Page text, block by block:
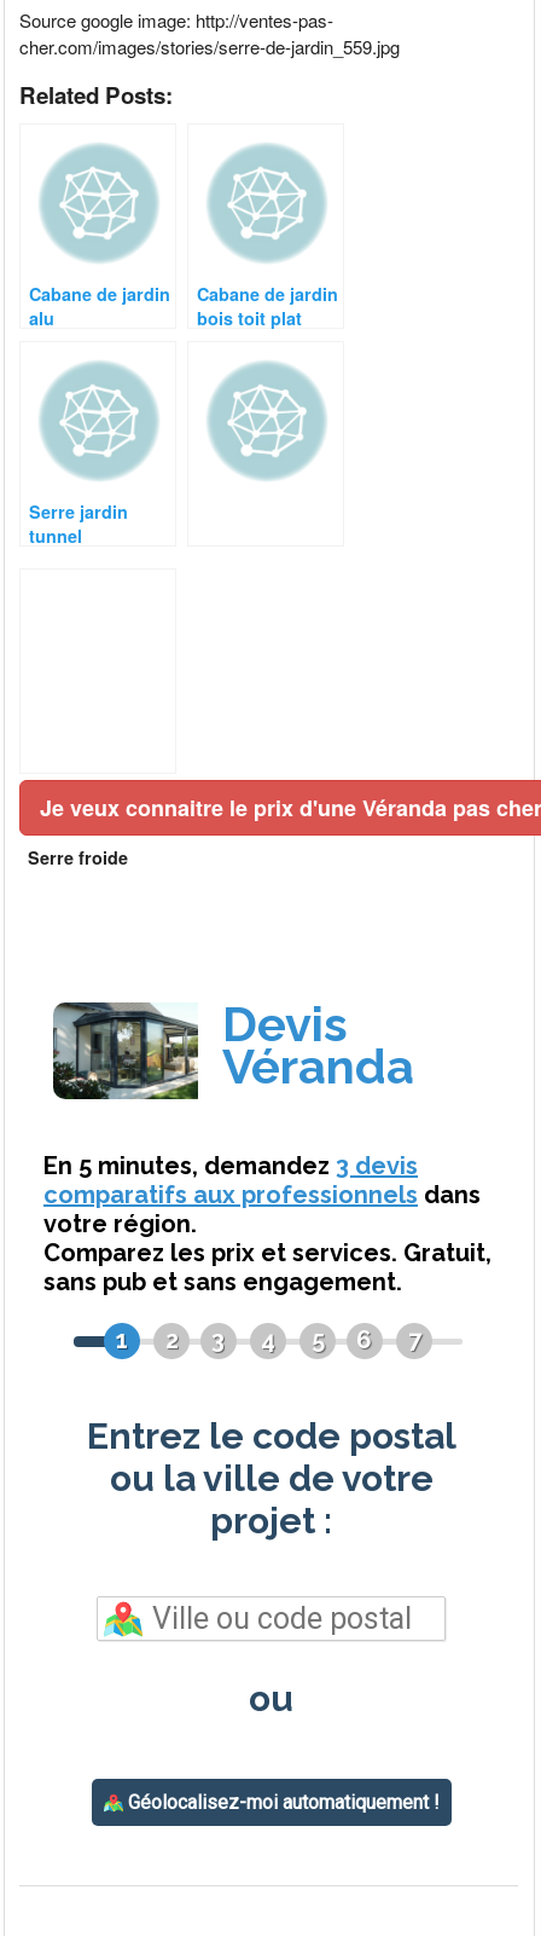
Source google image: http://ventes-pas-
cher.com/images/stories/serre-de-jardin_559.jpg
Related Posts:
Cabane de jardin
alu
Cabane de jardin
bois toit plat
Serre jardin
tunnel
Je veux connaitre le prix d'une Véranda pas
Serre froide